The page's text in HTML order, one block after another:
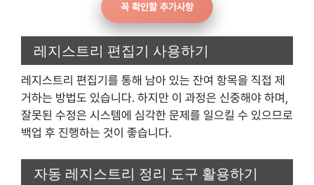
꼭 확인할 추가사항
레지스트리 편집기 사용하기
레지스트리 편집기를 통해 남아 있는 잔여 항목을 직접 제
거하는 방법도 있습니다. 하지만 이 과정은 신중해야 하며,
잘못된 수정은 시스템에 심각한 문제를 일으킬 수 있으므로
백업 후 진행하는 것이 좋습니다.
자동 레지스트리 정리 도구 활용하기